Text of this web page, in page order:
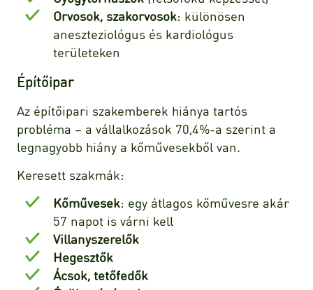
Orvosok, szakorvosok: különösen
aneszteziológus és kardiológus
területeken
Építőipar
Az építőipari szakemberek hiánya tartós
probléma – a vállalkozások 70,4%-a szerint a
legnagyobb hiány a kőművesekből van.
Keresett szakmák:
Kőművesek: egy átlagos kőművesre akár
57 napot is várni kell
Villanyszerelők
Hegesztők
Ácsok, tetőfedők